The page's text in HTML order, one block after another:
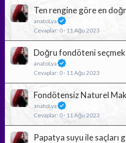
Ten rengine göre en
anatoLya
Cevaplar 0 11 Ağu 2023
Doğru fondöteni seçmek
anatoLya
Cevaplar 0 11 Ağu 2023
Fondötensiz Naturel
anatoLya
Cevaplar 0 11 Ağu 2023
Papatya suyu ile saçları